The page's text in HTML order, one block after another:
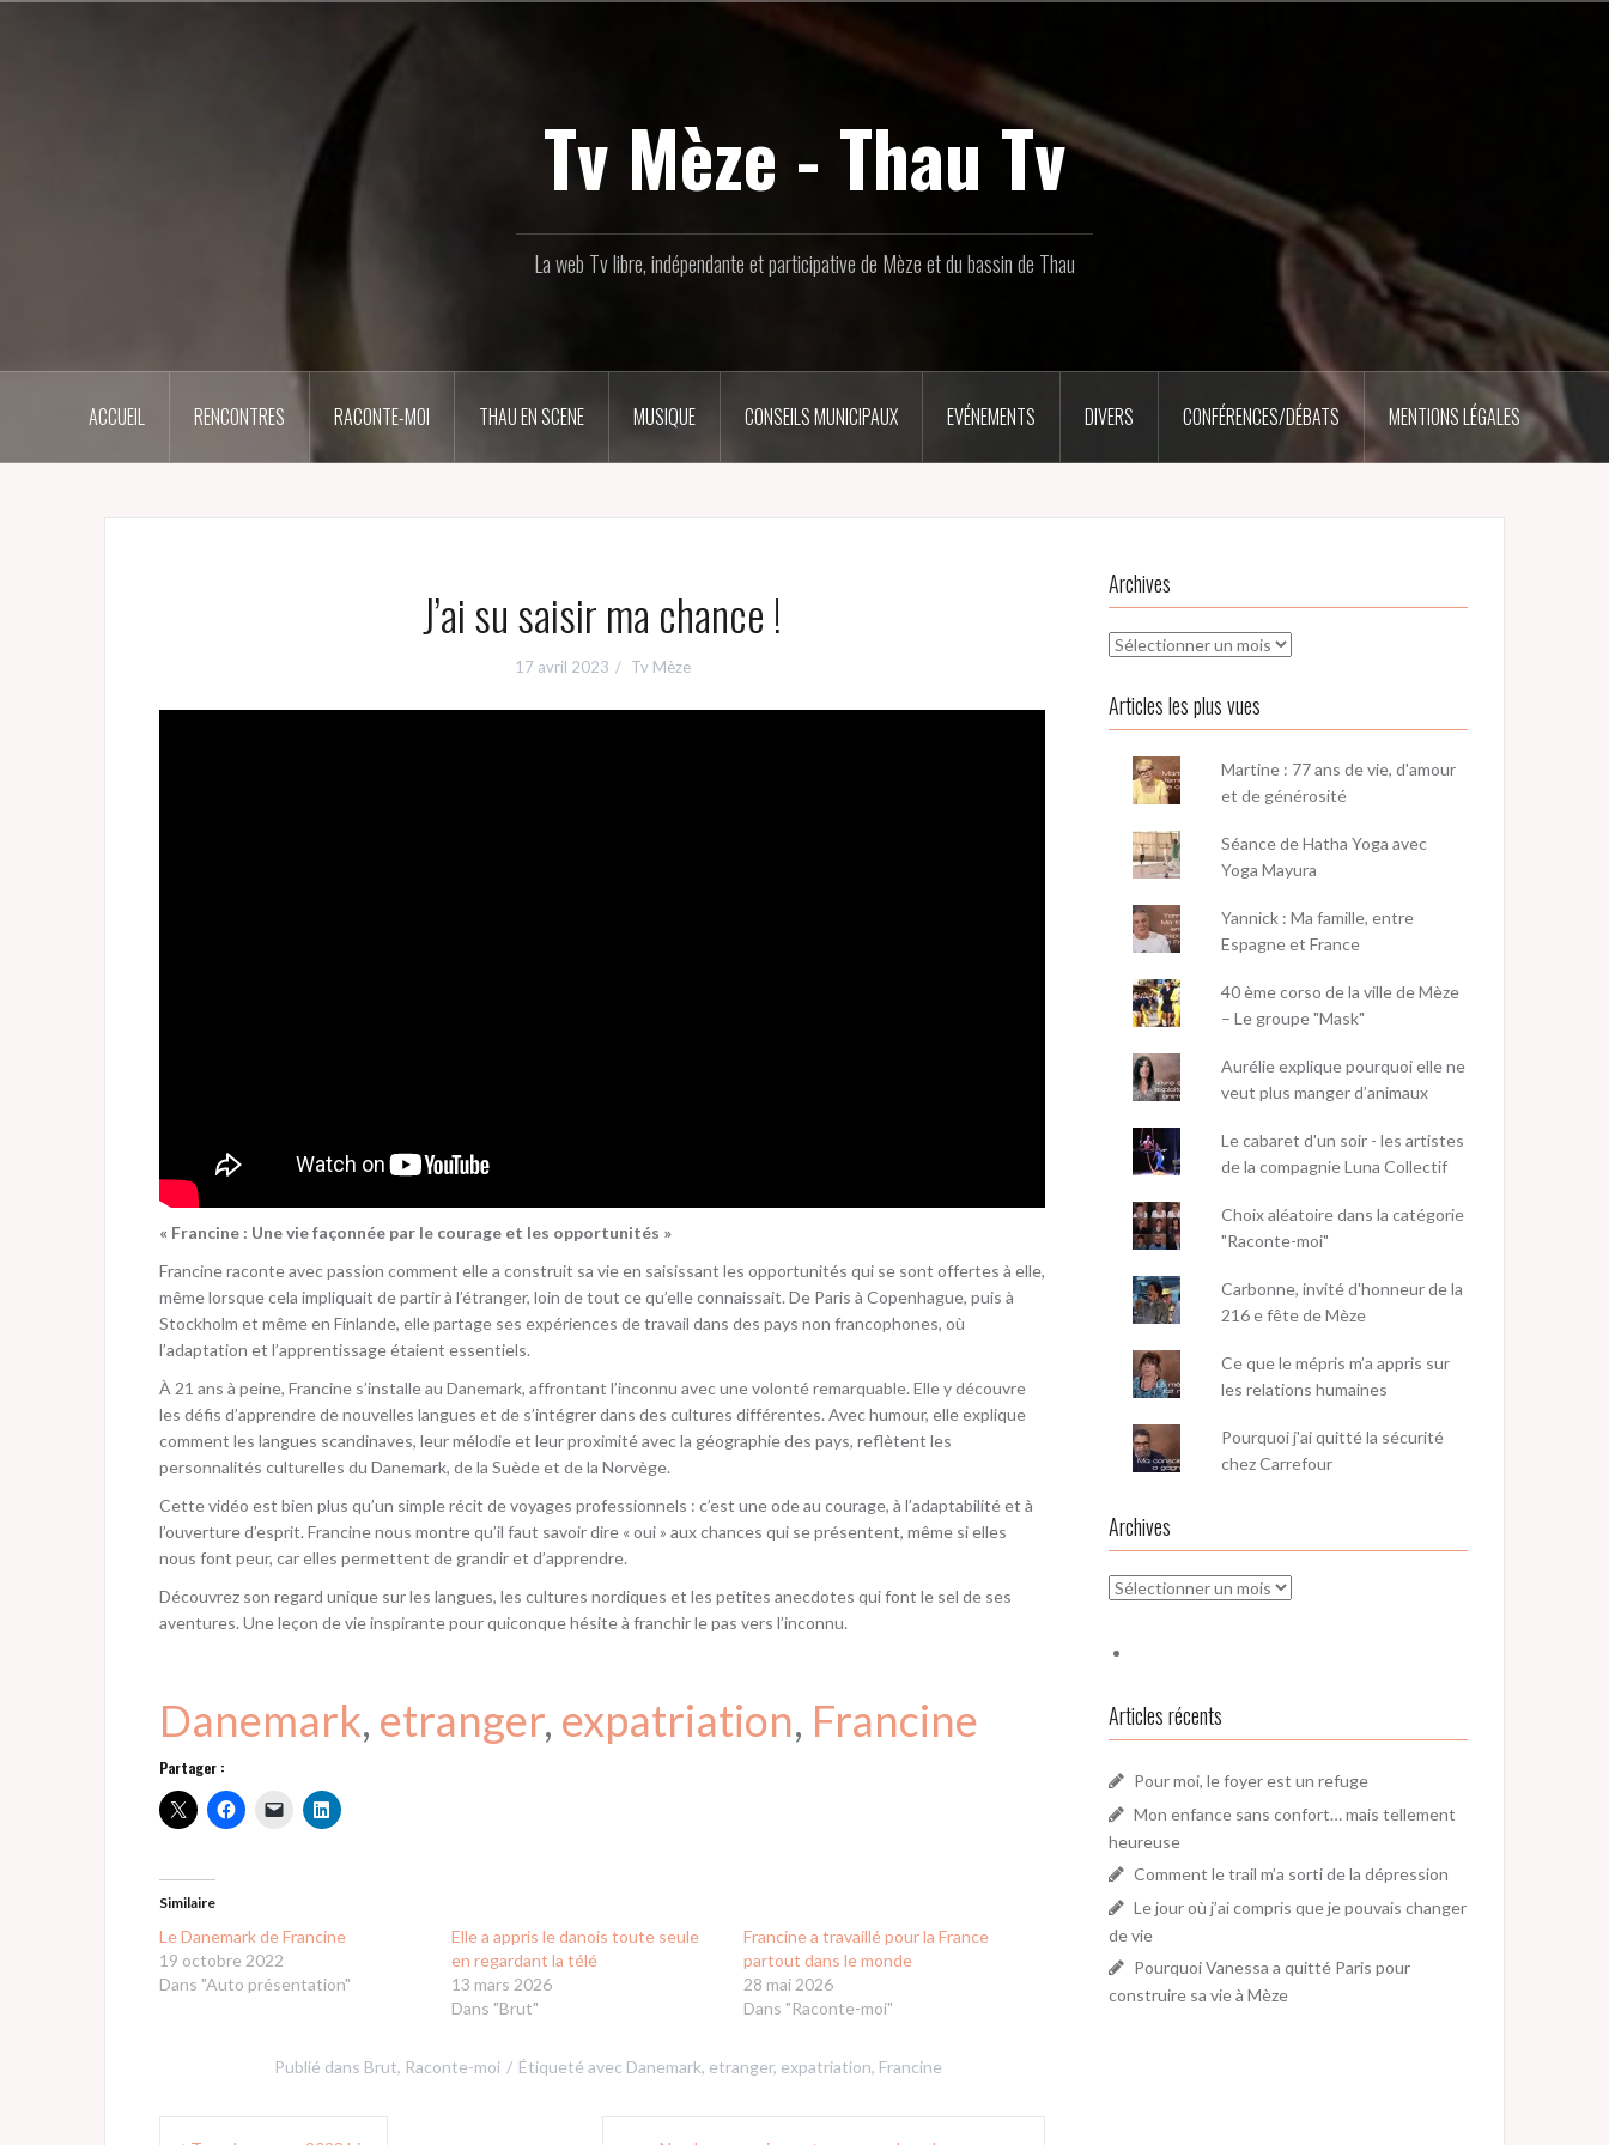
Tv Mèze - Thau Tv
La web Tv libre, indépendante et participative de Mèze et du bassin de Thau
ACCUEIL RENCONTRES RACONTE-MOI THAU EN SCENE MUSIQUE CONSEILS MUNICIPAUX EVÉNEMENTS DIVERS CONFÉRENCES/DÉBATS MENTIONS LÉGALES
J’ai su saisir ma chance !
17 avril 2023 Tv Mèze
« Francine : Une vie façonnée par le courage et les opportunités »
Francine raconte avec passion comment elle a construit sa vie en saisissant les opportunités qui se sont offertes à elle,
même lorsque cela impliquait de partir à l’étranger, loin de tout ce qu’elle connaissait. De Paris à Copenhague, puis à
Stockholm et même en Finlande, elle partage ses expériences de travail dans des pays non francophones, où
l’adaptation et l’apprentissage étaient essentiels.
À 21 ans à peine, Francine s’installe au Danemark, affrontant l’inconnu avec une volonté remarquable. Elle y découvre
les défis d’apprendre de nouvelles langues et de s’intégrer dans des cultures différentes. Avec humour, elle explique
comment les langues scandinaves, leur mélodie et leur proximité avec la géographie des pays, reflètent les
personnalités culturelles du Danemark, de la Suède et de la Norvège.
Cette vidéo est bien plus qu’un simple récit de voyages professionnels : c’est une ode au courage, à l’adaptabilité et à
l’ouverture d’esprit. Francine nous montre qu’il faut savoir dire « oui » aux chances qui se présentent, même si elles
nous font peur, car elles permettent de grandir et d’apprendre.
Découvrez son regard unique sur les langues, les cultures nordiques et les petites anecdotes qui font le sel de ses
aventures. Une leçon de vie inspirante pour quiconque hésite à franchir le pas vers l’inconnu.
Danemark, etranger, expatriation, Francine
Partager :
Similaire
Le Danemark de Francine
19 octobre 2022
Dans "Auto présentation"
Elle a appris le danois toute seule
en regardant la télé
13 mars 2026
Dans "Brut"
Francine a travaillé pour la France
partout dans le monde
28 mai 2026
Dans "Raconte-moi"
Publié dans Brut, Raconte-moi Étiqueté avec Danemark, etranger, expatriation, Francine
Archives
Archives
Articles les plus vues
Martine : 77 ans de vie, d'amour
et de générosité
Séance de Hatha Yoga avec
Yoga Mayura
Yannick : Ma famille, entre
Espagne et France
40 ème corso de la ville de Mèze
– Le groupe "Mask"
Aurélie explique pourquoi elle ne
veut plus manger d’animaux
Le cabaret d'un soir - les artistes
de la compagnie Luna Collectif
Choix aléatoire dans la catégorie
"Raconte-moi"
Carbonne, invité d'honneur de la
216 e fête de Mèze
Ce que le mépris m’a appris sur
les relations humaines
Pourquoi j'ai quitté la sécurité
chez Carrefour
Archives
Archives
Articles récents
Pour moi, le foyer est un refuge
Mon enfance sans confort… mais tellement
heureuse
Comment le trail m’a sorti de la dépression
Le jour où j’ai compris que je pouvais changer
de vie
Pourquoi Vanessa a quitté Paris pour
construire sa vie à Mèze